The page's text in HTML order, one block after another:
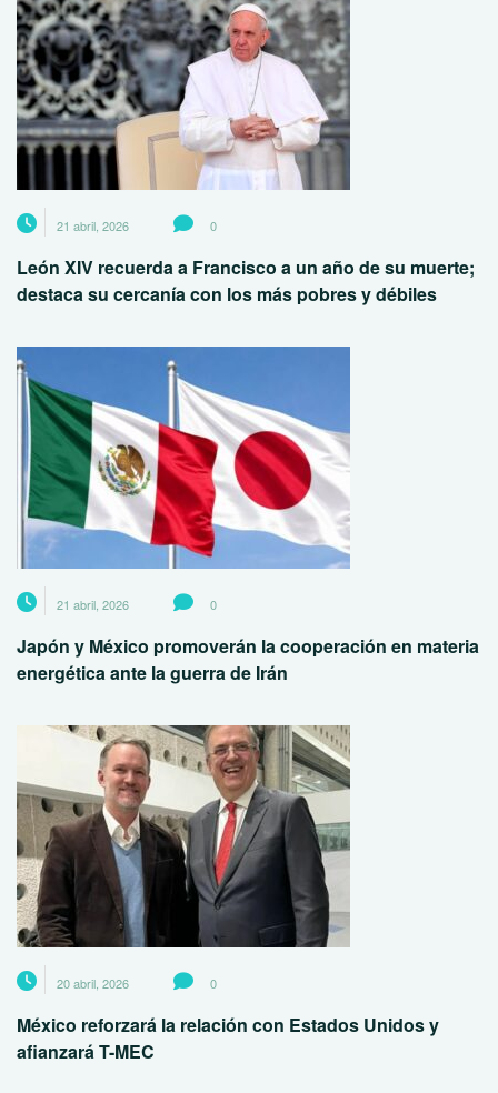
21 abril, 2026 0
León XIV recuerda a Francisco a un año de su muerte;
destaca su cercanía con los más pobres y débiles
21 abril, 2026 0
Japón y México promoverán la cooperación en materia
energética ante la guerra de Irán
20 abril, 2026 0
México reforzará la relación con Estados Unidos y
afianzará T-MEC